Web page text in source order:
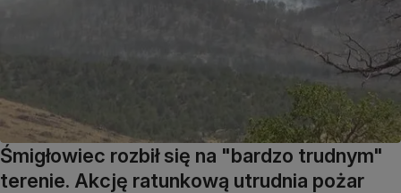
Śmigłowiec rozbił się na "bardzo trudnym"
terenie. Akcję ratunkową utrudnia pożar